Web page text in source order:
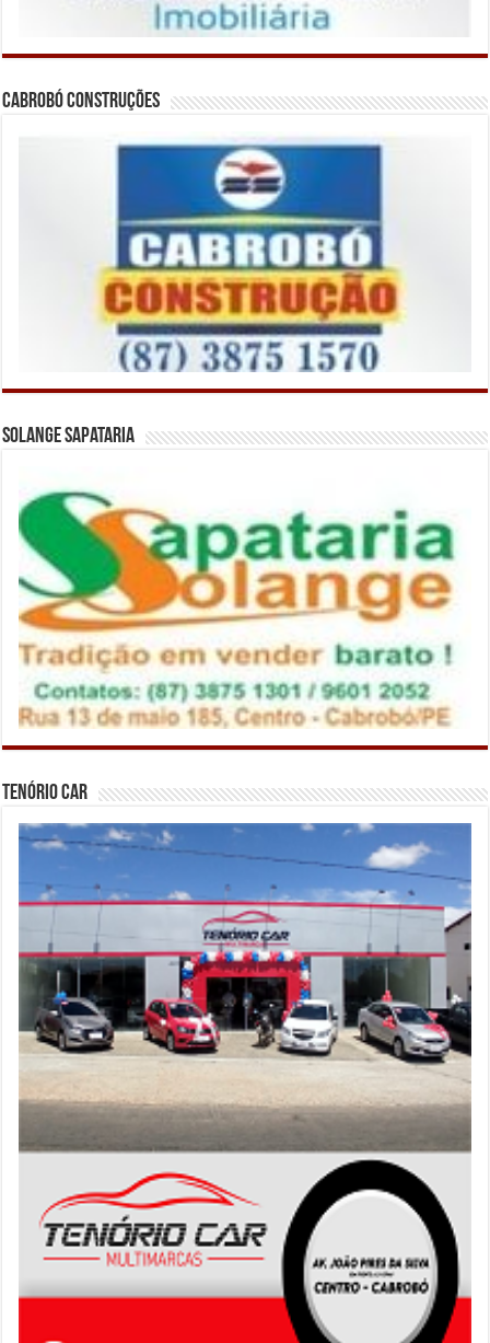
Cabrobó Construções
Solange Sapataria
Tenório Car